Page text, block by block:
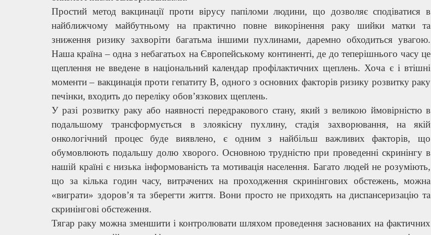
Простий метод вакцинації проти вірусу папіломи людини, що дозволяє сподіватися в
найближчому майбутньому на практично повне викорінення раку шийки матки та
зниження ризику захворіти багатьма іншими пухлинами, даремно обходиться увагою.
Наша країна – одна з небагатьох на Європейському континенті, де до теперішнього часу це
щеплення не введене в національний календар профілактичних щеплень. Хоча є і втішні
моменти – вакцинація проти гепатиту В, одного з основних факторів ризику розвитку раку
печінки, входить до переліку обов’язкових щеплень.
У разі розвитку раку або наявності передракового стану, який з великою ймовірністю в
подальшому трансформується в злоякісну пухлину, стадія захворювання, на якій
онкологічний процес буде виявлено, є одним з найбільш важливих факторів, що
обумовлюють подальшу долю хворого. Основною трудністю при проведенні скринінгу в
нашій країні є низька інформованість та мотивація населення. Багато людей не розуміють,
що за кілька годин часу, витрачених на проходження скринінгових обстежень, можна
«виграти» здоров’я та зберегти життя. Вони просто не приходять на диспансеризацію та
скринінгові обстеження.
Тягар раку можна зменшити і контролювати шляхом проведення заснованих на фактичних